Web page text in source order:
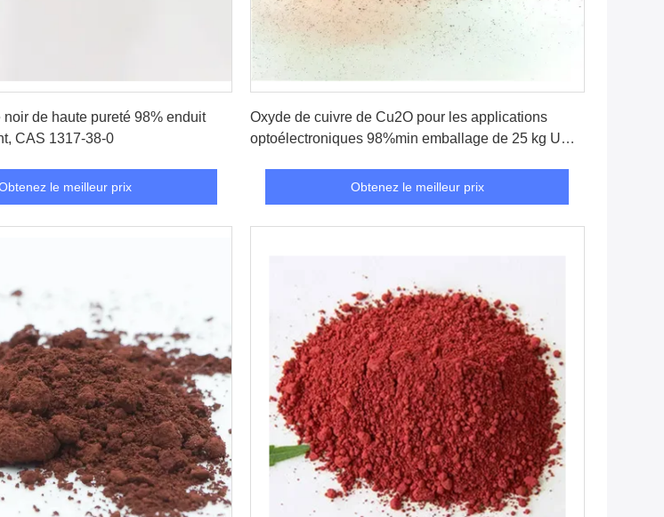
de haute pureté 98% enduit
CAS 1317-38-0
le meilleur prix
Oxyde de cuivre de Cu2O pour les applications
optoélectroniques 98%min emballage de 25 kg UN
Obtenez le meilleur prix